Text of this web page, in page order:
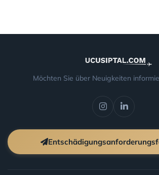
Möchten Sie über Neuigkeiten